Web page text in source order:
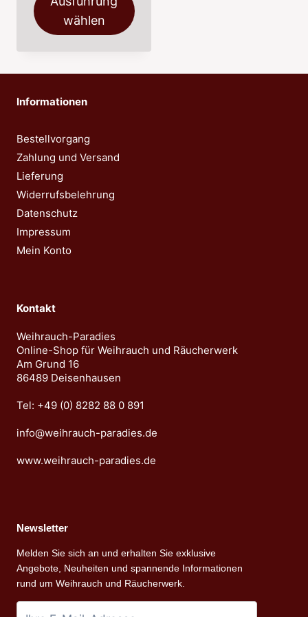
41,50 €
wählen
mehrere
auf.
Die
Optionen
können
auf
der
Produktseite
Informationen
Bestellvorgang
Zahlung und Versand
Lieferung
Widerrufsbelehrung
Datenschutz
Impressum
Mein Konto
Kontakt
Weihrauch-Paradies
Online-Shop für Weihrauch und Räucherwerk
Am Grund 16
86489 Deisenhausen
Tel: +49 (0) 8282 88 0 891
info@weihrauch-paradies.de
www.weihrauch-paradies.de
Newsletter
Melden Sie sich an und erhalten Sie exklusive
Angebote, Neuheiten und spannende Informationen
rund um Weihrauch und Räucherwerk.